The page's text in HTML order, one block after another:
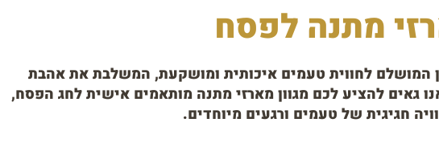
מתנה לפסח
המושלם לחווית טעמים איכותית ומושקעת, המשלבת את אהבת
גאים להציע לכם מגוון מארזי מתנה מותאמים אישית לחג הפסח,
חגיגית של טעמים ורגעים מיוחדים.